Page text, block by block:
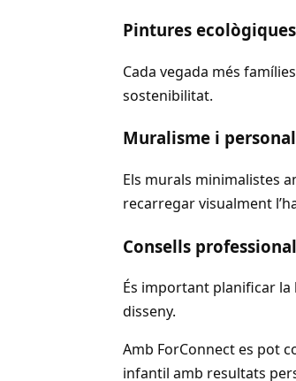
Pintures
Cada vegada més
sostenibilitat.
Muralisme i
Els murals minimalistes
recarregar visualment
Consells
És important planificar la
disseny.
Amb ForConnect es pot
infantil amb resultats